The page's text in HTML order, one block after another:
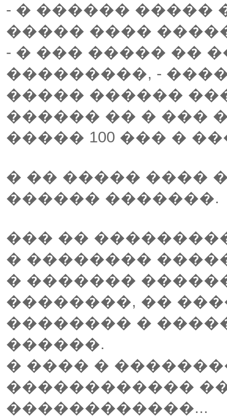
- � ������ �����
����� ����
- � ��� ����� ��
���������, -
����� ������
������ �� � ���
����� 100 ��� �
� �� ����� ����
������ �������.
��� ��
� ��������
� �������
��������, ��
�������� �
������.
� ���� �
������������
������������...